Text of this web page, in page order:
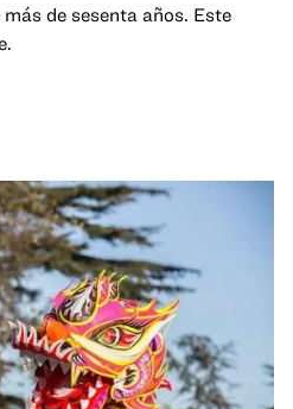
de sesenta años. Este